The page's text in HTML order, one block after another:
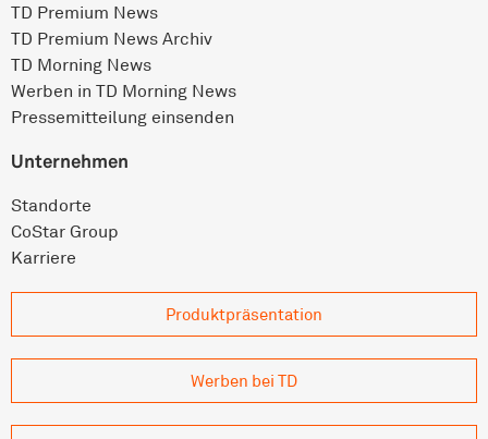
TD Premium News
TD Premium News Archiv
TD Morning News
Werben in TD Morning News
Pressemitteilung einsenden
Unternehmen
Standorte
CoStar Group
Karriere
Produkt­präsentation
Werben bei TD